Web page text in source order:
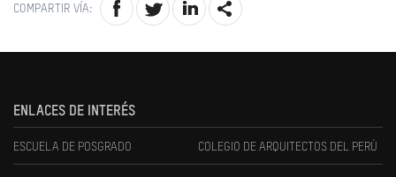
COMPARTIR VÍA:
ENLACES DE INTERÉS
ESCUELA DE POSGRADO COLEGIO DE ARQUITECTOS DEL PERÚ